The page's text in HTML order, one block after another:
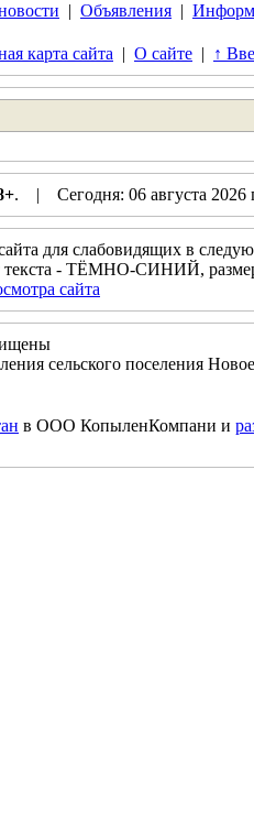
| Объявления |
карта сайта | О сайте | ↑
. | Сегодня: 06 августа
для слабовидящих в
текста - ТЁМНО-СИНИЙ,
сайта
сельского поселения
в ООО КопыленКомпани и